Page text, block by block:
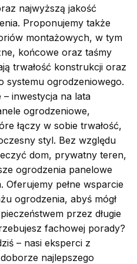
najwyższą jakość
Proponujemy także
montażowych, w tym
końcowe oraz taśmy
trwałość konstrukcji oraz
systemu ogrodzeniowego.
inwestycja na lata
ogrodzeniowe,
łączy w sobie trwałość,
styl. Bez względu
dom, prywatny teren,
ogrodzenia panelowe
Oferujemy pełne wsparcie
ogrodzenia, abyś mógł
przez długie
fachowej porady?
– nasi eksperci z
najlepszego